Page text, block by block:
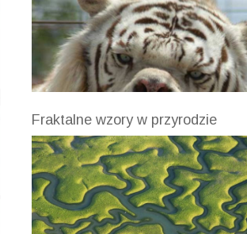
Fraktalne wzory w przyrodzie